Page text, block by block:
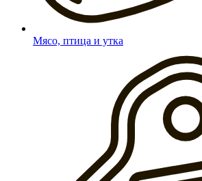
Мясо, птица и утка